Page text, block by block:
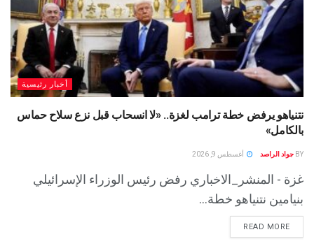
أخبار رئيسية
نتنياهو يرفض خطة ترامب لغزة.. «لا انسحاب قبل نزع سلاح حماس
بالكامل»
BY جواد الراصد أغسطس 9, 2026
غزة - المنشر_الاخباري رفض رئيس الوزراء الإسرائيلي
بنيامين نتنياهو خطة...
READ MORE